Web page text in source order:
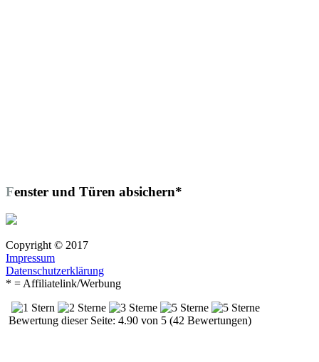
Fenster und Türen absichern*
Copyright © 2017
Impressum
Datenschutzerklärung
* = Affiliatelink/Werbung
Bewertung dieser Seite: 4.90 von 5 (42 Bewertungen)